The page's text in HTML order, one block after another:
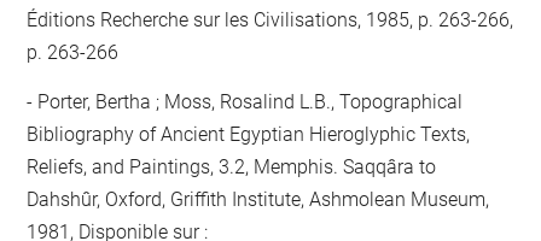
Éditions Recherche sur les Civilisations, 1985, p. 263-266,
p. 263-266
Porter, Bertha ; Moss, Rosalind L.B., Topographical
Bibliography of Ancient Egyptian Hieroglyphic Texts,
Reliefs, and Paintings, 3.2, Memphis. Saqqâra to
Dahshûr, Oxford, Griffith Institute, Ashmolean Museum,
1981, Disponible sur :